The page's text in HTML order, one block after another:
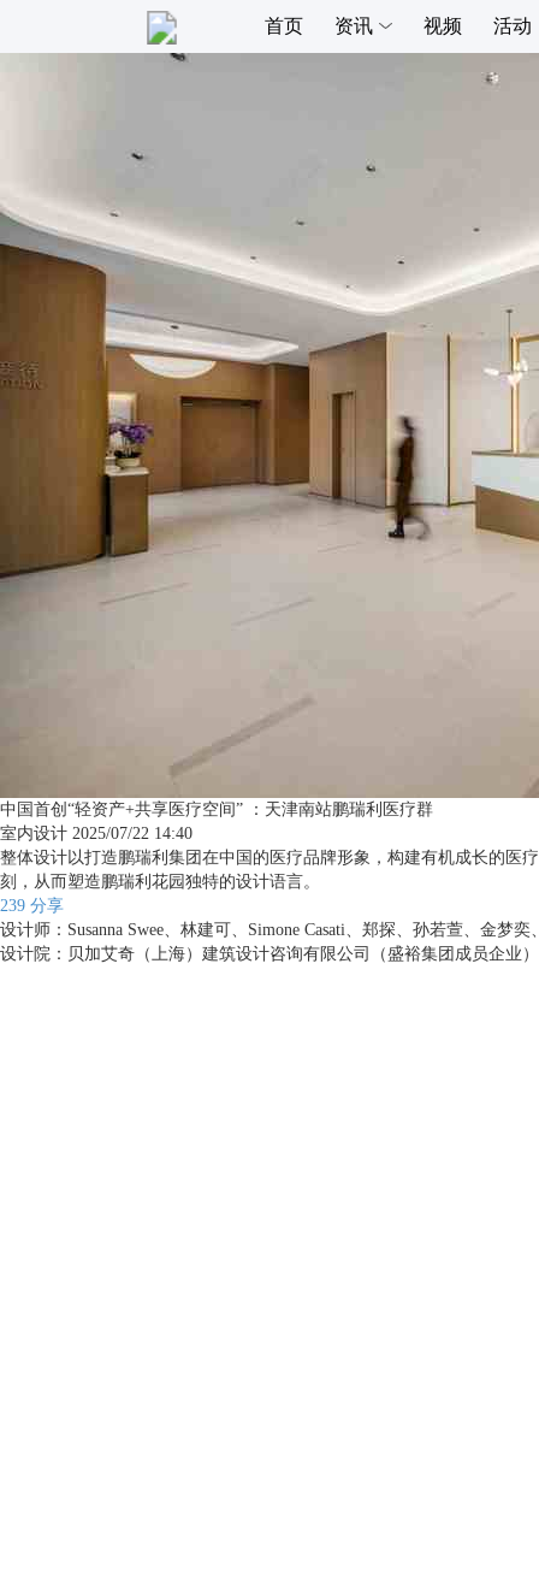
首页 资讯 视频 活动
中国首创“轻资产+共享医疗空间” ：天津南站鹏瑞利医疗群
室内设计 2025/07/22 14:40
整体设计以打造鹏瑞利集团在中国的医疗品牌形象，构建有机成长的医
刻，从而塑造鹏瑞利花园独特的设计语言。
239 分享
设计师 ： Susanna Swee、林建可、Simone Casati、郑探、孙若萱、金梦
设计院 ： 贝加艾奇（上海）建筑设计咨询有限公司（盛裕集团成员企业）